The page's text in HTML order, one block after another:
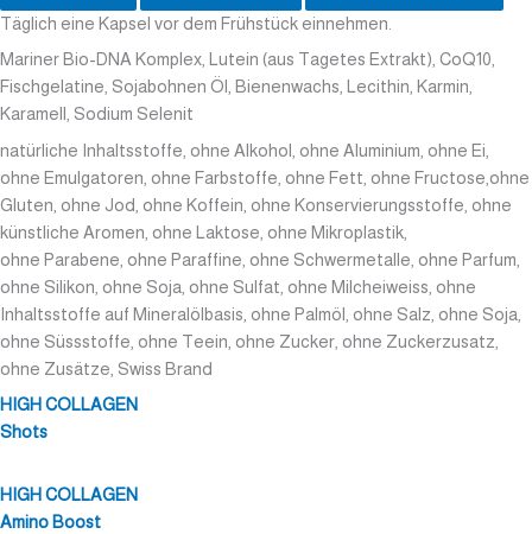
Täglich eine Kapsel vor dem Frühstück einnehmen.
Mariner Bio-DNA Komplex, Lutein (aus Tagetes Extrakt), CoQ10,
Fischgelatine, Sojabohnen Öl, Bienenwachs, Lecithin, Karmin,
Karamell, Sodium Selenit
natürliche Inhaltsstoffe, ohne Alkohol, ohne Aluminium, ohne Ei,
ohne Emulgatoren, ohne Farbstoffe, ohne Fett, ohne Fructose,ohne
Gluten, ohne Jod, ohne Koffein, ohne Konservierungsstoffe, ohne
künstliche Aromen, ohne Laktose, ohne Mikroplastik,
ohne Parabene, ohne Paraffine, ohne Schwermetalle, ohne Parfum,
ohne Silikon, ohne Soja, ohne Sulfat, ohne Milcheiweiss, ohne
Inhaltsstoffe auf Mineralölbasis, ohne Palmöl, ohne Salz, ohne Soja,
ohne Süssstoffe, ohne Teein, ohne Zucker, ohne Zuckerzusatz,
ohne Zusätze, Swiss Brand
HIGH COLLAGEN
Shots
HIGH COLLAGEN
Amino Boost